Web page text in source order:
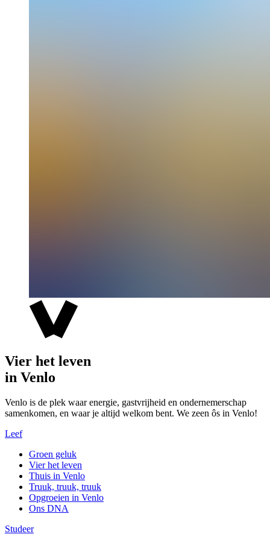
Vier het leven
in Venlo
Venlo is de plek waar energie, gastvrijheid en ondernemerschap
samenkomen, en waar je altijd welkom bent. We zeen ôs in Venlo!
Leef
Groen geluk
Vier het leven
Thuis in Venlo
Truuk, truuk, truuk
Opgroeien in Venlo
Ons DNA
Studeer